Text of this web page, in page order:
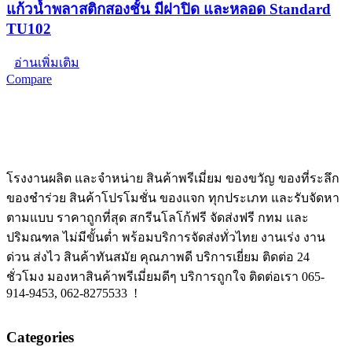
แก้วน้ำพลาสติกสองชั้น มีฝาปิด และหลอด Standard
TU102
อ่านเพิ่มเติม
Compare
โรงงานผลิต และจำหน่าย สินค้าพรีเมี่ยม ของขวัญ ของที่ระลึก
ของชำร่วย สินค้าโปรโมชั่น ของแจก ทุกประเภท และรับจัดหา
ตามแบบ ราคาถูกที่สุด สกรีนโลโก้ฟรี จัดส่งฟรี กทม และ
ปริมณฑล ไม่มีขั้นต่ำ พร้อมบริการจัดส่งทั่วไทย งานเร่ง งาน
ด่วน ส่งไว สินค้าทันสมัย คุณภาพดี บริการเยี่ยม ติดต่อ 24
ชั่วโมง มองหาสินค้าพรีเมี่ยมดีๆ บริการถูกใจ ติดต่อเรา 065-
914-9453, 062-8275533 !
Categories